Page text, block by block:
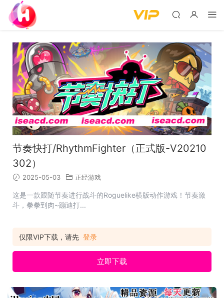
节奏快打/RhythmFighter（正式版-V20210
302）
2025-05-03 正经游戏
这是一款跟随节奏进行战斗的Roguelike横版动作游戏！节奏激
斗，拳拳到肉~蹦迪打...
仅限VIP下载，请先 登录
立即下载